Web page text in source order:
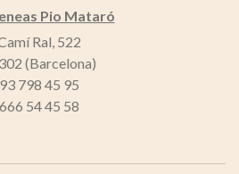
Pio Mataró
Ral, 522
(Barcelona)
93 798 45 95
666 54 45 58
Aceptar todas